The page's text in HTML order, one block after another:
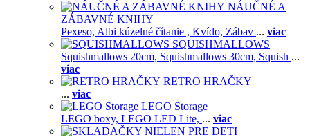
NÁUČNÉ A
ZÁBAVNÉ KNIHY
Pexeso, Albi kúzelné čítanie , Kvído, Zábav ... viac
SQUISHMALLOWS
Squishmallows 20cm, Squishmallows 30cm, Squish ...
viac
RETRO HRAČKY
... viac
LEGO Storage
LEGO boxy, LEGO LED Lite, ... viac